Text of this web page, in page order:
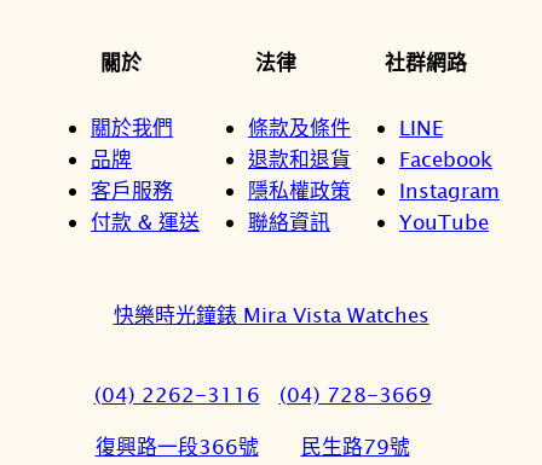
關於
關於我們
品牌
客戶服務
付款 & 運送
法律
條款及條件
退款和退貨
隱私權政策
聯絡資訊
社群網路
LINE
Facebook
Instagram
YouTube
快樂時光鐘錶 Mira Vista Watches
(04) 2262-3116
復興路一段366號
(04) 728-3669
民生路79號